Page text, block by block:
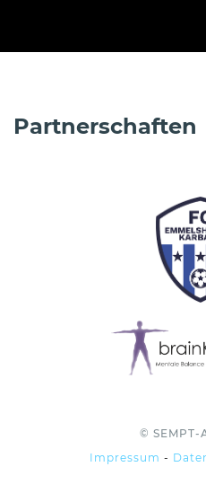
Partnerschaften
© SEMPT-
Impressum -